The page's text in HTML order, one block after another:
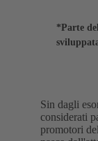
*Parte
Sin dagli
considerati
promotori